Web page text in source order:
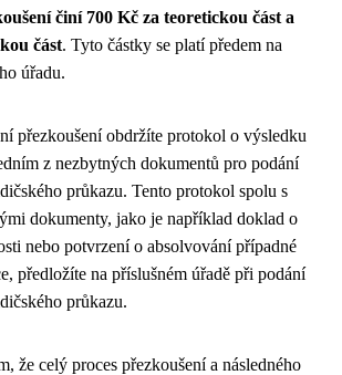
činí 700 Kč za teoretickou část a
část. Tyto částky se platí předem na
úřadu.
přezkoušení obdržíte protokol o výsledku
z nezbytných dokumentů pro podání
průkazu. Tento protokol spolu s
dokumenty, jako je například doklad o
nebo potvrzení o absolvování případné
předložíte na příslušném úřadě při podání
průkazu.
že celý proces přezkoušení a následného